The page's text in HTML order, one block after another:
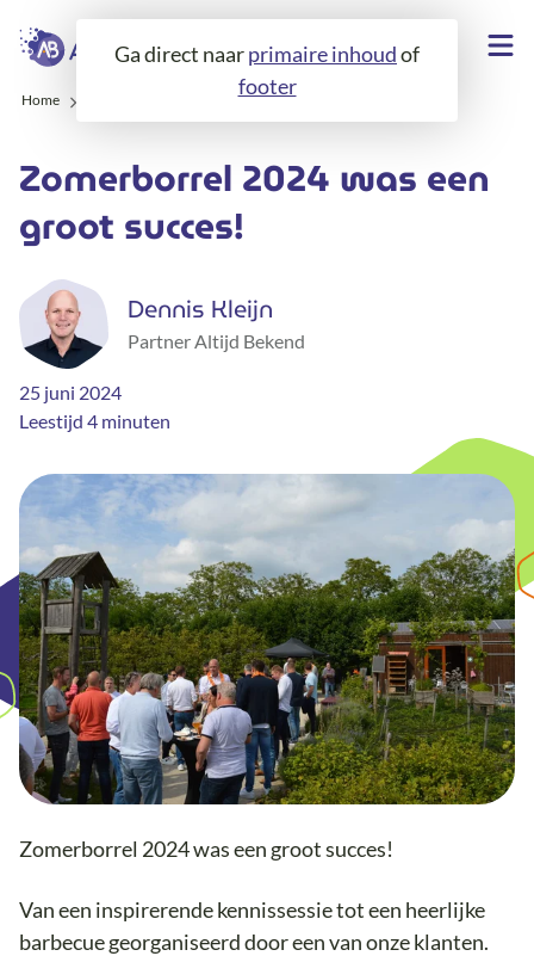
Ga direct naarprimaire inhoudof
footer
Home
Zomerborrel 2024 was een
groot succes!
Dennis Kleijn
Partner Altijd Bekend
25 juni 2024
Leestijd 4 minuten
Zomerborrel 2024 was een groot succes!
Van een inspirerende kennissessie tot een heerlijke
barbecue georganiseerd door een van onze klanten.